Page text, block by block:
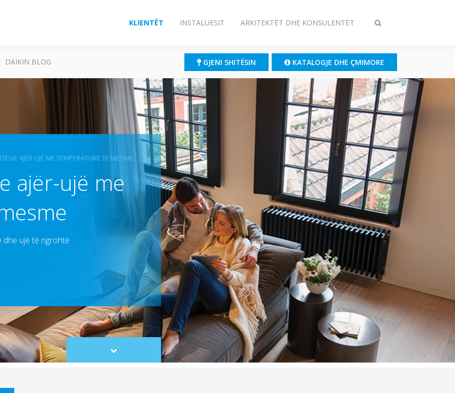
Ndrysho
KLIENTËT INSTALUESIT ARKITEKTËT DHE KONSULENTËT
DAIKIN BLOG GJENI SHITËSIN KATALOGJE DHE ÇMIMORE
AJËR-UJË ME TEMPERATURË TË MESME
ajër-ujë me
dhe ujë të ngrohtë
Scroll
to